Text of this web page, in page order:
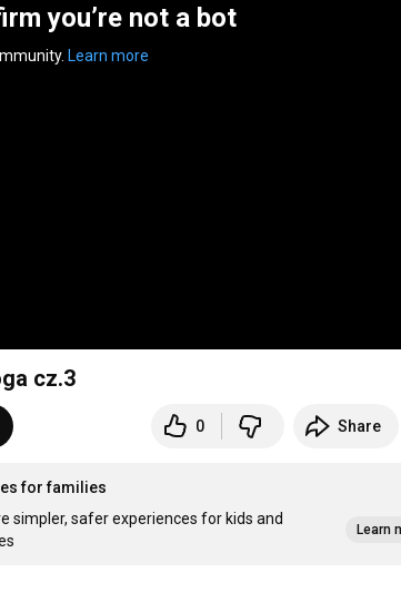
you’re not a bot
Learn more
cz.3
0 Share
for families
simpler, safer experiences for kids and
Learn